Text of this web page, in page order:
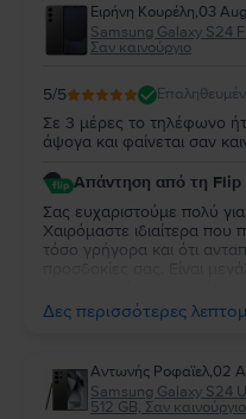
Ειρήνη Κουρέλη,03
Samsung Galaxy S24
Σαν καινούργιο
5/5
Σε 3 μέρες το τηλέφωνο
άψογα και φαίνεται σαν
Απάντηση από τη Flip
Σας ευχαριστούμε πολύ
Χαιρόμαστε ιδιαίτερα
τόσο γρήγορα και ότι
απόλυτα ικανοποιημένη.
εμπιστοσύνη σας και σας
Δες περισσότερες
Aντωνής Ροφαϊελ,02
Samsung Galaxy S24
512 GB, Σαν καινούργιο